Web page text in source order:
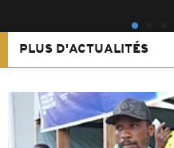
PLUS D'ACTUALITÉS